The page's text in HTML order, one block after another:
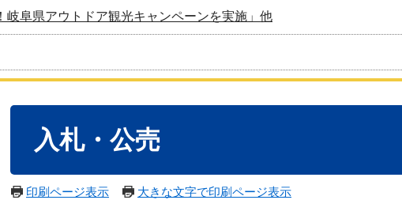
岐阜県アウトドア観光キャンペーンを実施」他
入札・公売
印刷ページ表示 大きな文字で印刷ページ表示